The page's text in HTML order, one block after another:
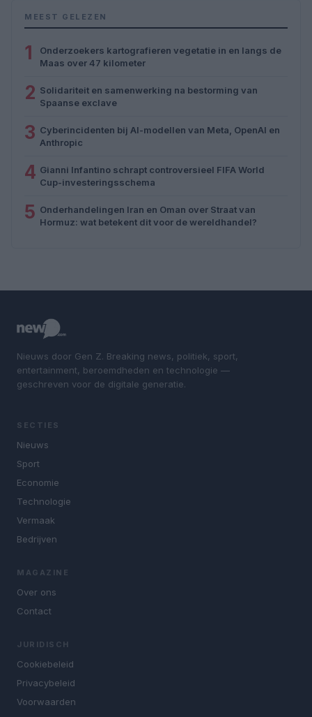
MEEST GELEZEN
1
Onderzoekers kartografieren vegetatie in en langs de
Maas over 47 kilometer
2 Solidariteit en samenwerking na bestorming van
Spaanse exclave
3 Cyberincidenten bij AI-modellen van Meta, OpenAI en
Anthropic
4 Gianni Infantino schrapt controversieel FIFA World
Cup-investeringsschema
5 Onderhandelingen Iran en Oman over Straat van
Hormuz: wat betekent dit voor de wereldhandel?
Nieuws door Gen Z. Breaking news, politiek, sport,
entertainment, beroemdheden en technologie —
geschreven voor de digitale generatie.
SECTIES
Nieuws
Sport
Economie
Technologie
Vermaak
Bedrijven
MAGAZINE
Over ons
Contact
JURIDISCH
Cookiebeleid
Privacybeleid
Voorwaarden